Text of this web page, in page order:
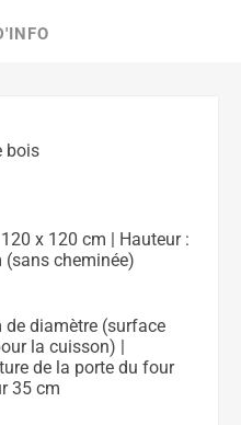
bois
x 120 cm | Hauteur :
(sans cheminée)
de diamètre (surface
la cuisson) |
de la porte du four
35 cm